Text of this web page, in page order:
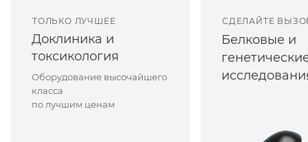
ТОЛЬКО ЛУЧШЕЕ
Доклиника и
токсикология
Оборудование высочайшего
класса
по лучшим ценам
СДЕЛАЙТЕ
Белковые и